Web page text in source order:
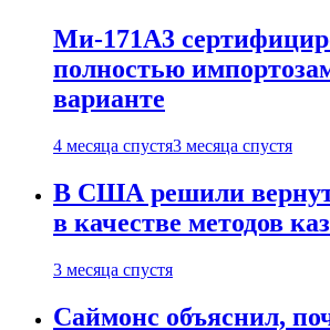
Ми-171А3
полностью
варианте
4 месяца спустя3 месяца спустя
В США решили
в качестве методов
3 месяца спустя
Саймонс объяснил,